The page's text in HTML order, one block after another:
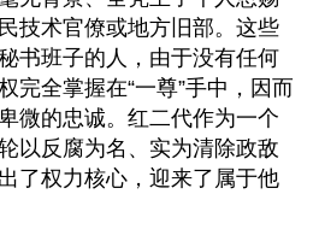
技术官僚或地方旧部。这些
书班子的人，由于没有任何
完全掌握在“一尊”手中，因而
微的忠诚。红二代作为一个
以反腐为名、实为清除政敌
了权力核心，迎来了属于他